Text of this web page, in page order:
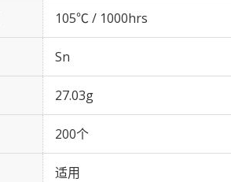
105℃ / 1000hrs
Sn
27.03g
200个
适用